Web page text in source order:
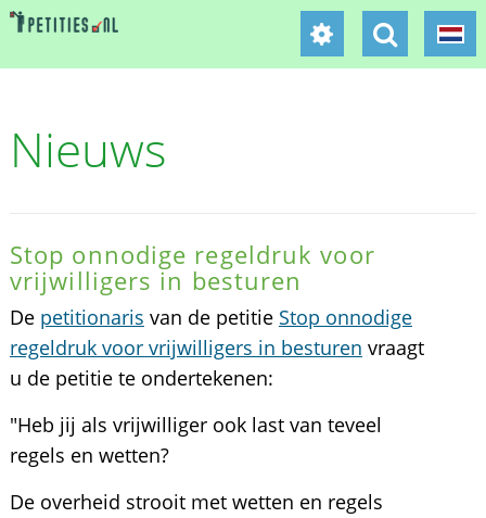
Nieuws
Stop onnodige regeldruk voor
vrijwilligers in besturen
De petitionaris van de petitie Stop onnodige
regeldruk voor vrijwilligers in besturen vraagt
u de petitie te ondertekenen:
"Heb jij als vrijwilliger ook last van teveel
regels en wetten?
De overheid strooit met wetten en regels